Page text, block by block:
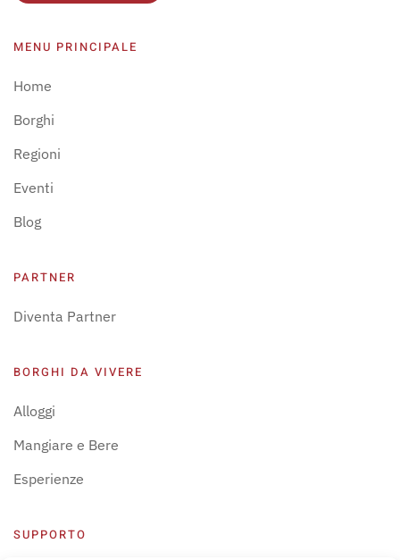
MENU PRINCIPALE
Home
Borghi
Regioni
Eventi
Blog
PARTNER
Diventa Partner
BORGHI DA VIVERE
Alloggi
Mangiare e Bere
Esperienze
SUPPORTO